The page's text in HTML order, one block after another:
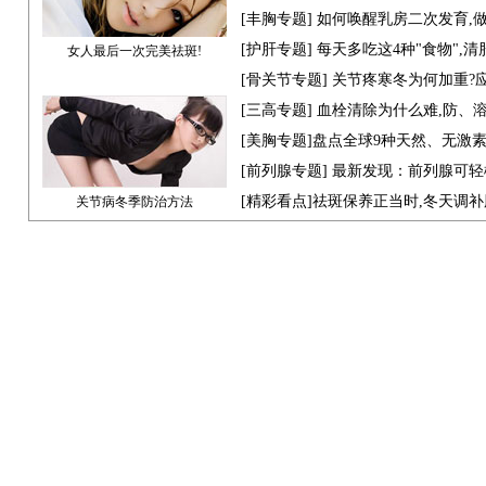
女人最后一次完美祛斑!
[丰胸专题] 如何唤醒乳房二次发育,
[护肝专题] 每天多吃这4种"食物",清
[骨关节专题] 关节疼寒冬为何加重?
关节病冬季防治方法
[三高专题] 血栓清除为什么难,防、
[美胸专题]盘点全球9种天然、无激
[前列腺专题] 最新发现：前列腺可
[精彩看点]祛斑保养正当时,冬天调